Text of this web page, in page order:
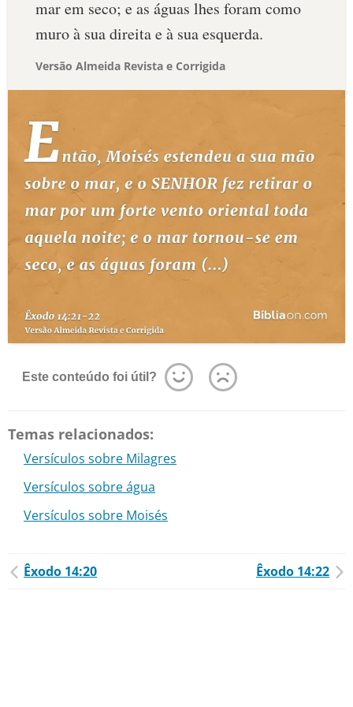
mar em seco; e as águas lhes foram como
muro à sua direita e à sua esquerda.
Versão Almeida Revista e Corrigida
Este conteúdo foi útil?
Temas relacionados:
Versículos sobre Milagres
Versículos sobre água
Versículos sobre Moisés
Êxodo 14:20 Êxodo 14:22